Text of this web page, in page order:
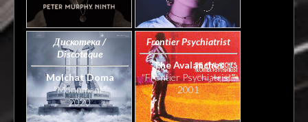
Дискотека /
Discoteque
Molchat Doma
"Monument"
2020
Frontier Psychiatrist
The Avalanches
"Frontier Psychiatrist"
2001